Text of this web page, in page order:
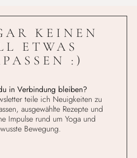
KEINEN
ETWAS
:)
in Verbindung bleiben?
teile ich Neuigkeiten zu
ausgewählte Rezepte und
Impulse rund um Yoga und
Bewegung.